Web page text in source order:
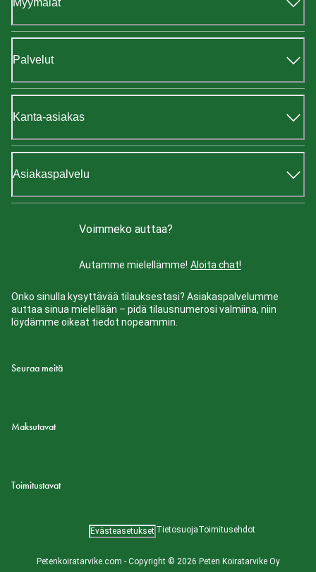
Myymälät
Palvelut
Kanta-asiakas
Asiakaspalvelu
Voimmeko auttaa?
Autamme mielellämme! Aloita chat!
Onko sinulla kysyttävää tilauksestasi? Asiakaspalvelumme
auttaa sinua mielellään – pidä tilausnumerosi valmiina, niin
löydämme oikeat tiedot nopeammin.
Seuraa meitä
Maksutavat
Toimitustavat
Petenkoiratarvike.com - Copyright © 2026 Peten Koiratarvike Oy
Evästeasetukset TietosuojaToimitusehdot